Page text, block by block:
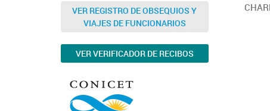
VER REGISTRO DE OBSEQUIOS Y
VIAJES DE FUNCIONARIOS
VER VERIFICADOR DE RECIBOS